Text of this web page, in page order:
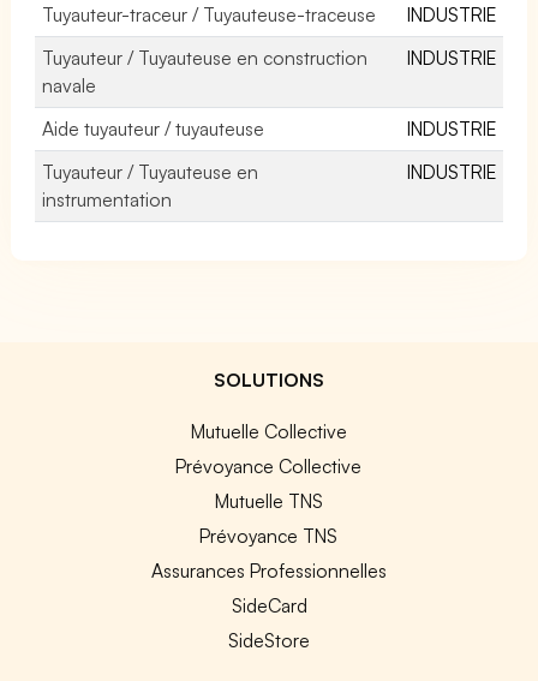
Tuyauteur-traceur / Tuyauteuse-traceuse
INDUSTRIE
Tuyauteur / Tuyauteuse en construction
navale
INDUSTRIE
Aide tuyauteur / tuyauteuse
INDUSTRIE
Tuyauteur / Tuyauteuse en
instrumentation
INDUSTRIE
SOLUTIONS
Mutuelle Collective
Prévoyance Collective
Mutuelle TNS
Prévoyance TNS
Assurances Professionnelles
SideCard
SideStore